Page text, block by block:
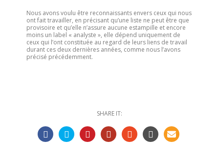
Nous avons voulu être reconnaissants envers ceux qui nous
ont fait travailler, en précisant qu’une liste ne peut être que
provisoire et qu’elle n’assure aucune estampille et encore
moins un label « analyste », elle dépend uniquement de
ceux qui l’ont constituée au regard de leurs liens de travail
durant ces deux dernières années, comme nous l’avons
précisé précédemment.
SHARE IT: